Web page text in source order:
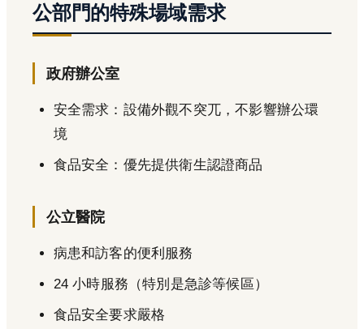
公部門的特殊場域需求
政府辦公室
安全需求：設備外觀不突兀，不影響辦公環
境
食品安全：優先提供衛生認證商品
公立醫院
病患和訪客的便利服務
24 小時服務（特別是急診等候區）
食品安全要求嚴格